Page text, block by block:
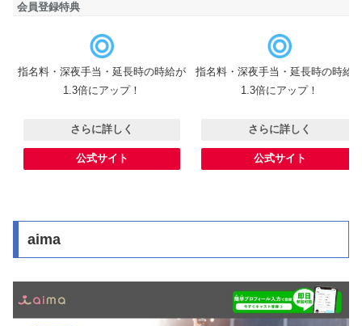
会員登録特典
会員登録特典
指名料・深夜手当・延長時の時給が
1.3倍にアップ！
さらに詳しく
公式サイト
指名料・深夜手当・延長時の時給
1.3倍にアップ！
さらに詳しく
公式サイト
aima